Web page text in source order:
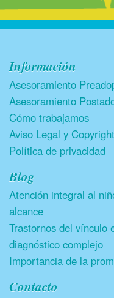
Información
Asesoramiento
Asesoramiento
Cómo trabajamos
Aviso Legal y Copyright
Política de privacidad
Blog
Atención integral al
alcance
Trastornos del vínculo
diagnóstico complejo
Importancia de la
Contacto